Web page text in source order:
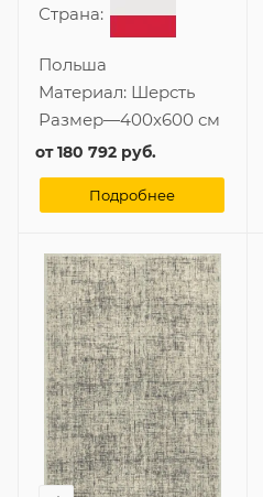
Страна:
Польша
Материал: Шерсть
Размер—400x600 см
от180 792 руб.
Подробнее